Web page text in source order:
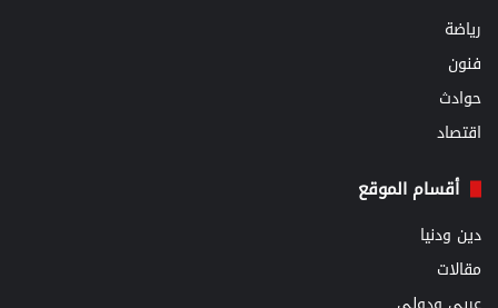
رياضة
فنون
حوادث
اقتصاد
أقسام الموقع
دين ودنيا
مقالات